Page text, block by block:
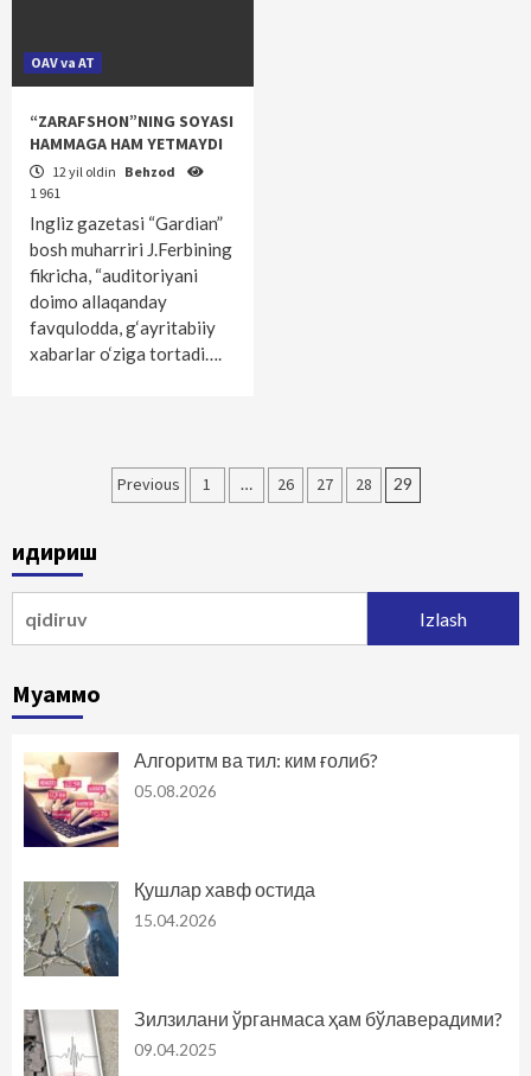
OAV va AT
“ZARAFSHON”NING SOYASI
HAMMAGA HAM YETMAYDI
12 yil oldin Behzod
1 961
Ingliz gazetasi “Gardian”
bosh muharriri J.Ferbining
fikricha, “auditoriyani
doimo allaqanday
favqulodda, g‘ayritabiiy
xabarlar o‘ziga tortadi….
Maqolalar
Previous 1 … 26 27 28 29
Қидириш
Муаммо
Алгоритм ва тил: ким ғолиб?
05.08.2026
Қушлар хавф остида
15.04.2026
Зилзилани ўрганмаса ҳам бўлаверадими?
09.04.2025